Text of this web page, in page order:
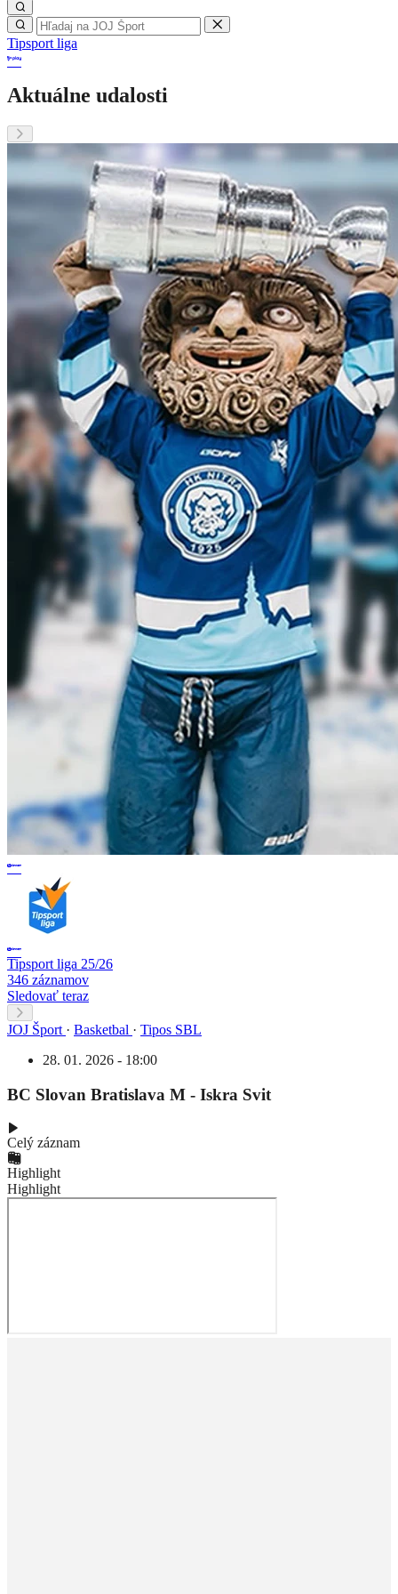
Tipsport liga
Aktuálne udalosti
Tipsport liga 25/26
346 záznamov
Sledovať teraz
JOJ Šport · Basketbal · Tipos SBL
28. 01. 2026 - 18:00
BC Slovan Bratislava M - Iskra Svit
Celý záznam
Highlight
Highlight